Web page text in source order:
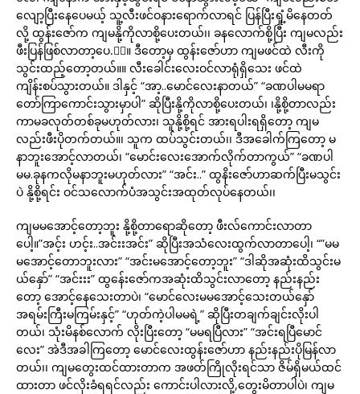
လျော့ပြီးနေပေမယ့် သူ့လီးဖင်ဝနားရောက်လာရင် ပြန်ပြီးရှုံ့မိနေတတ်
လို့ ထွန်းဇော်က ကျမနို့ကိုလာစို့ပေးတယ်၊၊ ခနလောက်စို့ပြီး ကျမလည်း
ဖီးပြန်ဖြစ်လာတာ့ပေ.ာ့။ ဒီတော့မှ ထွန်းဇော်ဟာ ကျမဖင်ထဲ လီးကို
သွင်းထည့်တော့တယ်။။ လီးခေါင်းလေးဝင်လာရုံရှိသေး ဖင်ထဲ
ကျိန်းစပ်သွားတယ်။ ဒါနှင့် “အာ့..မောင်လေးနာတယ်” “ခဏပါမမရာ
တော်ကြာကောင်းသွားမှာပါ” ဆိုပြီးနို့ကိုလာစို့ပေးတယ်၊ ၊နို့စို့တာလည်း
ကာမခလုတ်တစ်ခုမဟုတ်လား၊ သူနို့စို့ရင် အားရပါးရရှိတော့ ကျမ
လည်းဖီးပိုတက်တယ်။၊ သူက ထပ်သွင်းတယ်၊၊ ဒီအခေါက်ကြတော့ မ
နာဘူးအောင့်လာတယ်၊ “မောင်းလေးအောက်လိုက်တာကွယ်” “ခဏပါ
မမ.ခုနကလိုမနာဘူးမဟုတ်လား” “အင်း..” ထွနိးဇော်ဟာဆက်ပြီးမသွင်း
ပဲ နို့စို့ရင်း ဝင်သလောက်ပံအသွင်းအထုတ်လုပ်နေတယ်၊၊
ကျမမအောင့်တော့ဘူး နို့စို့တာရောဆိုတော့ ဖီးလ်ကောင်းလာတာ
ပေါ့။”အင့်း ဟင့်း..အင်းးအင်း” ဆိုပြီးအသံလေးထွက်လာတာပေါ့၊ “”မမ
မအောင့်တောဘူးလား” “အင်းမအောင့်တော့ဘူး” “ဒါဆိုအဆုံးထိသွင်းမ
ယ်နှော်” “အင်းးး” ထွန်ေးဇော်ကအဆုံးထိသွင်းလာတော့ နည်းနည်း
တော့ အောင့်နေသေးတာပဲ၊ “မောင်လေးမမအောင့်သေးတယ်နှော်
အရမ်းကြီးမကြမ်းနှင့်” “ဟုတ်ကဲ့ပါမမရဲ့” ဆိုပြီးတချက်ချင်းလိုးပါ
တယ်၊ သုံးမိနစ်လောက် လိုးပြီးတော့ “မမရပြီလား” “အင်းရပြီမောင်
လေး” အဲဒီအခါကြတော့ မောင်လေးထွန်းဇော်ဟာ နည်းနည်းပိုမြန်လာ
တယ်၊၊ ကျမတွေးထင်ထားတာက အဖတ်ကြိုလိုးရင်သာ ဇိမ်ရှိမယ်ထင်
ထားတာ ဖင်လိုးခံရရင်လည်း ကောင်းပါလားလို့,တွေးမိတာပါပဲ၊ ကျမ